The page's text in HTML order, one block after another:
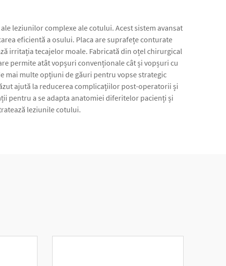
leziunilor complexe ale cotului. Acest sistem avansat
eficientă a osului. Placa are suprafețe conturate
irritația tecajelor moale. Fabricată din oțel chirurgical
permite atât vopșuri convenționale cât și vopșuri cu
multe opțiuni de găuri pentru vopse strategic
ajută la reducerea complicațiilor post-operatorii și
pentru a se adapta anatomiei diferitelor pacienți și
leziunile cotului.